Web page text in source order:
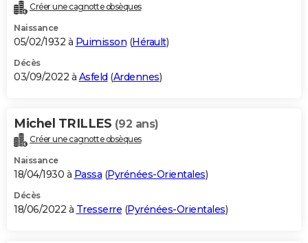
Créer une cagnotte obsèques
Naissance
05/02/1932 à Puimisson (Hérault)
Décès
03/09/2022 à Asfeld (Ardennes)
Michel TRILLES (92 ans)
Créer une cagnotte obsèques
Naissance
18/04/1930 à Passa (Pyrénées-Orientales)
Décès
18/06/2022 à Tresserre (Pyrénées-Orientales)